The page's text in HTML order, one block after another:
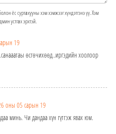
ёс суртахууны хэм хэмжээг хүндэтгэнэ үү. Хэм
устгах эрхтэй.
19
өсгөчихөөд..иргэдийн хоолоор
оны 05 сарын 19
минь. Чи дандаа хүн гүтгэж явах юм.